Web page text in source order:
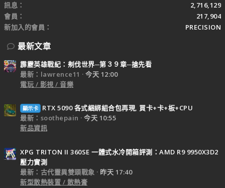
訊息
2,716,129
會員
217,904
新加入的會員
PRECISION
最新文章
霹靂英雄戰紀：刜伐世界─第３９章─搶先看
最新：lawrence11
今天 12:00
電玩 / 影視 / 音樂
顯示卡
RTX 5090 各式綑綁組合包再現, 買卡+卡+板+CPU
最新：soothepain
今天 10:55
新品資訊
XPG TRITON II 360SE 一體式水冷開箱評測：AMD R9 9950X3D2
壓力實測
最新：古代靈異雙頭戰象
昨天 17:40
新型散熱裝置 / 散熱膏